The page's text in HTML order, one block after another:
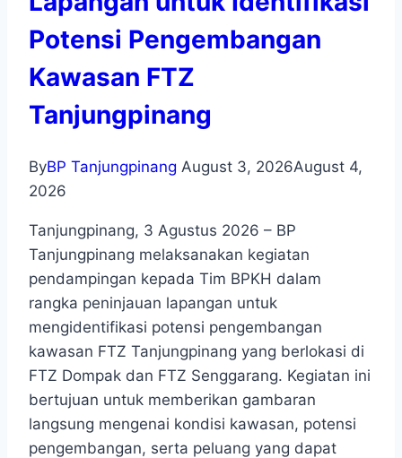
Potensi Pengembangan
Kawasan FTZ
Tanjungpinang
ByBP Tanjungpinang August 3, 2026August 4,
2026
Tanjungpinang, 3 Agustus 2026 – BP
Tanjungpinang melaksanakan kegiatan
pendampingan kepada Tim BPKH dalam
rangka peninjauan lapangan untuk
mengidentifikasi potensi pengembangan
kawasan FTZ Tanjungpinang yang berlokasi di
FTZ Dompak dan FTZ Senggarang. Kegiatan ini
bertujuan untuk memberikan gambaran
langsung mengenai kondisi kawasan, potensi
pengembangan, serta peluang yang dapat